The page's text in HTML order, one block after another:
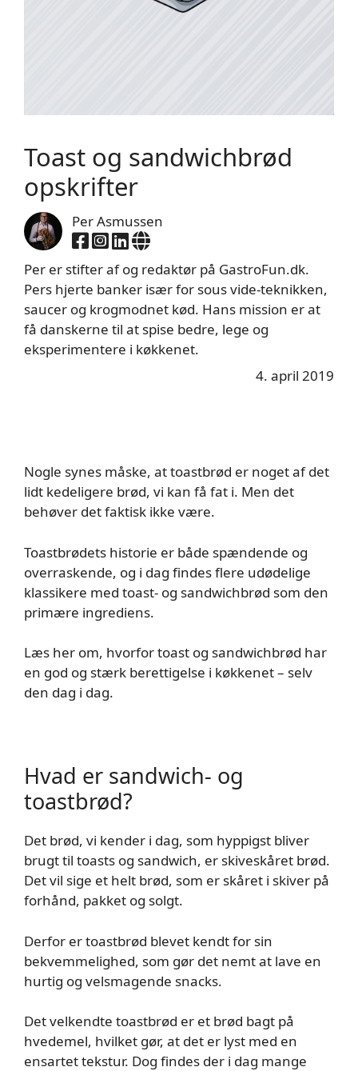
Toast og sandwichbrød
opskrifter
Per Asmussen
Per er stifter af og redaktør på GastroFun.dk.
Pers hjerte banker især for sous vide-teknikken,
saucer og krogmodnet kød. Hans mission er at
få danskerne til at spise bedre, lege og
eksperimentere i køkkenet.
4. april 2019
Nogle synes måske, at toastbrød er noget af det
lidt kedeligere brød, vi kan få fat i. Men det
behøver det faktisk ikke være.
Toastbrødets historie er både spændende og
overraskende, og i dag findes flere udødelige
klassikere med toast- og sandwichbrød som den
primære ingrediens.
Læs her om, hvorfor toast og sandwichbrød har
en god og stærk berettigelse i køkkenet – selv
den dag i dag.
Hvad er sandwich- og
toastbrød?
Det brød, vi kender i dag, som hyppigst bliver
brugt til toasts og sandwich, er skiveskåret brød.
Det vil sige et helt brød, som er skåret i skiver på
forhånd, pakket og solgt.
Derfor er toastbrød blevet kendt for sin
bekvemmelighed, som gør det nemt at lave en
hurtig og velsmagende snacks.
Det velkendte toastbrød er et brød bagt på
hvedemel, hvilket gør, at det er lyst med en
ensartet tekstur. Dog findes der i dag mange